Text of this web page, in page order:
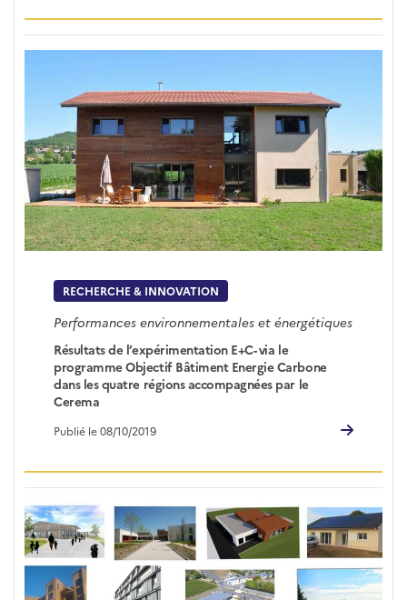
RECHERCHE & INNOVATION
Performances environnementales et énergétiques
Résultats de l’expérimentation E+C- via le
programme Objectif Bâtiment Energie Carbone
dans les quatre régions accompagnées par le
Cerema
Publié le 08/10/2019